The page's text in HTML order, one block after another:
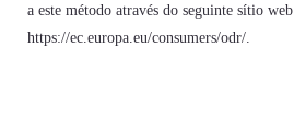
a este método através do seguinte sítio
https://ec.europa.eu/consumers/odr/.